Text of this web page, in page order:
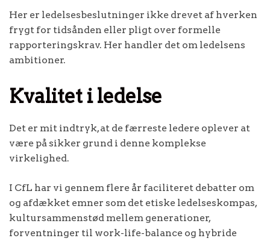
Her er ledelsesbeslutninger ikke drevet af hverken
frygt for tidsånden eller pligt over formelle
rapporteringskrav. Her handler det om ledelsens
ambitioner.
Kvalitet i ledelse
Det er mit indtryk, at de færreste ledere oplever at
være på sikker grund i denne komplekse
virkelighed.
I CfL har vi gennem flere år faciliteret debatter om
og afdækket emner som det etiske ledelseskompas,
kultursammenstød mellem generationer,
forventninger til work-life-balance og hybride